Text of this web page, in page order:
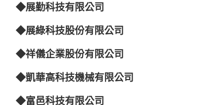
◆展勤科技有限公司
◆展綠科技股份有限公司
◆祥儀企業股份有限公司
◆凱華高科技機械有限公司
◆富邑科技有限公司